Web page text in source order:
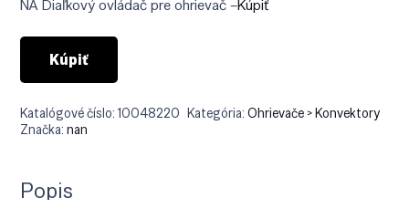
NA Diaľkový ovládač pre ohrievač –Kúpiť
Kúpiť
Katalógové číslo:10048220 Kategória:Ohrievače > Konvektory
Značka:nan
Popis